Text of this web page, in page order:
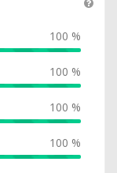
100 %
100 %
100 %
100 %